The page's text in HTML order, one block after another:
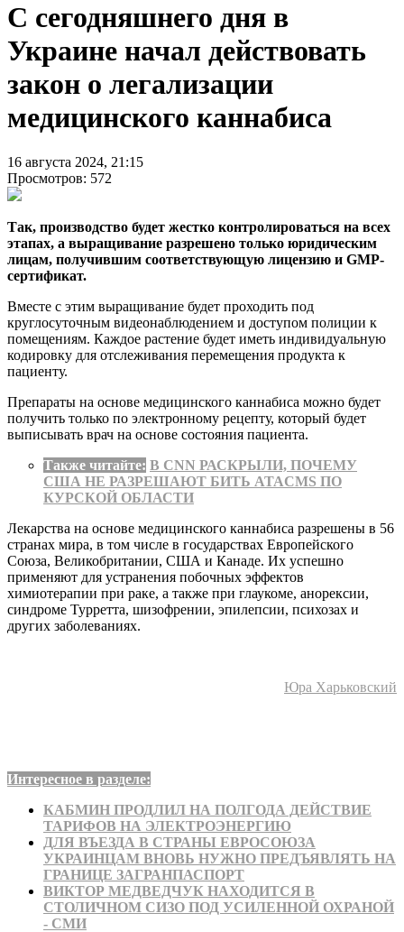
С сегодняшнего дня в
Украине начал действовать
закон о легализации
медицинского каннабиса
16 августа 2024, 21:15
Просмотров: 572
Так, производство будет жестко контролироваться на всех
этапах, а выращивание разрешено только юридическим
лицам, получившим соответствующую лицензию и GMP-
сертификат.
Вместе с этим выращивание будет проходить под
круглосуточным видеонаблюдением и доступом полиции к
помещениям. Каждое растение будет иметь индивидуальную
кодировку для отслеживания перемещения продукта к
пациенту.
Препараты на основе медицинского каннабиса можно будет
получить только по электронному рецепту, который будет
выписывать врач на основе состояния пациента.
Также читайте: В CNN РАСКРЫЛИ, ПОЧЕМУ
США НЕ РАЗРЕШАЮТ БИТЬ ATACMS ПО
КУРСКОЙ ОБЛАСТИ
Лекарства на основе медицинского каннабиса разрешены в 56
странах мира, в том числе в государствах Европейского
Союза, Великобритании, США и Канаде. Их успешно
применяют для устранения побочных эффектов
химиотерапии при раке, а также при глаукоме, анорексии,
синдроме Турретта, шизофрении, эпилепсии, психозах и
других заболеваниях.
Юра Харьковский
Интересное в разделе:
КАБМИН ПРОДЛИЛ НА ПОЛГОДА ДЕЙСТВИЕ
ТАРИФОВ НА ЭЛЕКТРОЭНЕРГИЮ
ДЛЯ ВЪЕЗДА В СТРАНЫ ЕВРОСОЮЗА
УКРАИНЦАМ ВНОВЬ НУЖНО ПРЕДЪЯВЛЯТЬ НА
ГРАНИЦЕ ЗАГРАНПАСПОРТ
ВИКТОР МЕДВЕДЧУК НАХОДИТСЯ В
СТОЛИЧНОМ СИЗО ПОД УСИЛЕННОЙ ОХРАНОЙ
- СМИ